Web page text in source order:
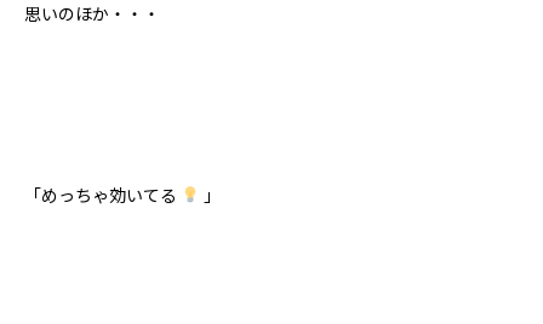
思いのほか・・・
「めっちゃ効いてる 」